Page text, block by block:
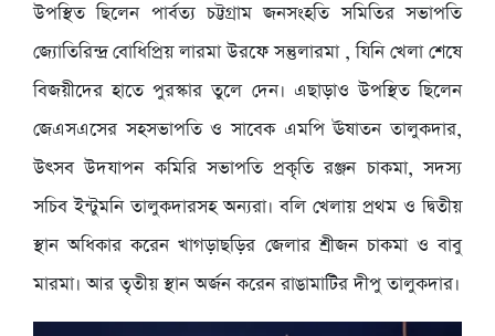
উপস্থিত ছিলেন পার্বত্য চট্টগ্রাম জনসংহতি সমিতির সভাপতি
জ্যোতিরিন্দ্র বোধিপ্রিয় লারমা উরফে সন্তুলারমা , যিনি খেলা শেষে
বিজয়ীদের হাতে পুরস্কার তুলে দেন। এছাড়াও উপস্থিত ছিলেন
জেএসএসের সহসভাপতি ও সাবেক এমপি ঊষাতন তালুকদার,
উৎসব উদযাপন কমিরি সভাপতি প্রকৃতি রঞ্জন চাকমা, সদস্য
সচিব ইন্টুমনি তালুকদারসহ অন্যরা। বলি খেলায় প্রথম ও দ্বিতীয়
স্থান অধিকার করেন খাগড়াছড়ির জেলার শ্রীজন চাকমা ও বাবু
মারমা। আর তৃতীয় স্থান অর্জন করেন রাঙামাটির দীপু তালুকদার।